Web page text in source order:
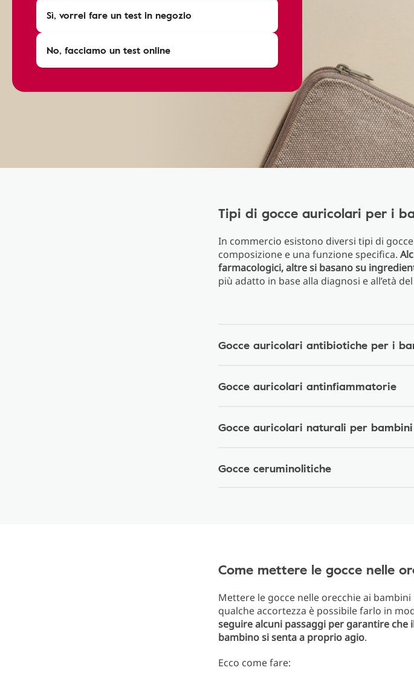
Sì, vorrei fare un test in negozio
No, facciamo un test online
Tipi di gocce auricolari per i
In commercio esistono diversi tipi di
composizione e una funzione specifica.
farmacologici, altre si basano su
più adatto in base alla diagnosi e all’età
Gocce auricolari antibiotiche per i
Gocce auricolari antinfiammatorie
Gocce auricolari naturali per bambini
Gocce ceruminolitiche
Come mettere le gocce nelle
Mettere le gocce nelle orecchie ai
qualche accortezza è possibile farlo in
seguire alcuni passaggi per garantire
bambino si senta a proprio agio.
Ecco come fare: